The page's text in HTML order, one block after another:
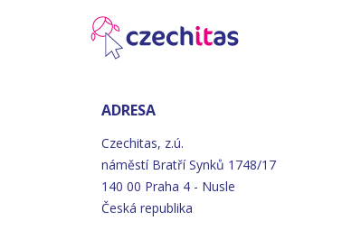
ADRESA
Czechitas, z.ú.
náměstí Bratří Synků 1748/17
140 00 Praha 4 - Nusle
Česká republika